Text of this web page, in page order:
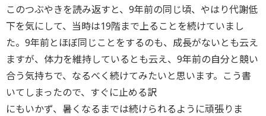
このつぶやきを読み返すと、9年前の同じ頃、やはり代謝低
下を気にして、当時は19階まで上ることを続けていまし
た。9年前とほぼ同じことをするのも、成長がないとも云え
ますが、体力を維持しているとも云え、9年前の自分と競い
合う気持ちで、なるべく続けてみたいと思います。こう書
いてしまったので、すぐに止める訳
にもいかず、暑くなるまでは続けられるように頑張りま